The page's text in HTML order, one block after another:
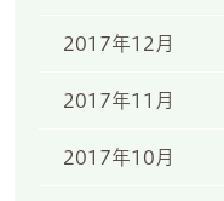
2017年12月
2017年11月
2017年10月